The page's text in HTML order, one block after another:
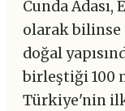
Cunda Adası,
olarak bilinse
doğal
birleştiği 100
Türkiye'nin